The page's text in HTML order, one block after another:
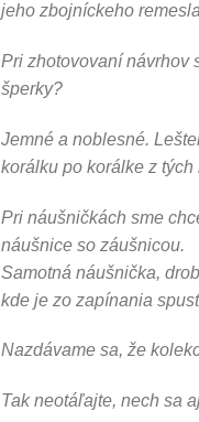
jeho zbojníckeho
Pri zhotovovaní návrhov
šperky?
Jemné a noblesné.
korálku po korálke z
Pri náušničkách sme
náušnice so záušnicou.
Samotná náušnička,
kde je zo zapínania
Nazdávame sa, že
Tak neotáľajte, nech sa